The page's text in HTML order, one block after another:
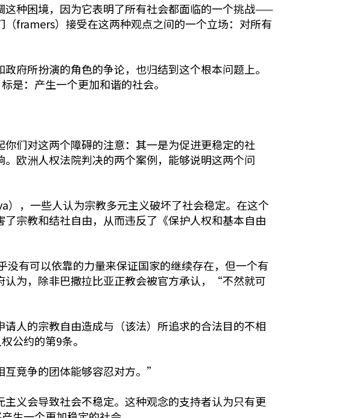
种困境，因为它表明了所有社会都面临的一个挑战——
framers）接受在这两种观点之间的一个立场：对所有
府所扮演的角色的争论，也归结到这个根本问题上。
：产生一个更加和谐的社会。
们对这两个障碍的注意：其一是为促进更稳定的社
欧洲人权法院判决的两个案例，能够说明这两个问
，一些人认为宗教多元主义破坏了社会稳定。在这个
宗教和结社自由，从而违反了《保护人权和基本自由
有可以依靠的力量来保证国家的继续存在，但一个有
为，除非巴撒拉比亚正教会被官方承认，“不然就可
人的宗教自由造成与（该法）所追求的合法目的不相
公约的第9条。
竞争的团体能够容忍对方。”
义会导致社会不稳定。这种观念的支持者认为只有更